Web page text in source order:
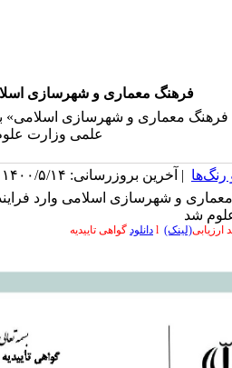
فرهنگ معماری و شهرسازی
معماری و شهرسازی اسلامی» به
علمی وزارت
| آخرین بروزرسانی: ۱۴۰۰/۵/۱۴ |
شد
ارزیابی(لینک) دانلود گواهی تاییدیه